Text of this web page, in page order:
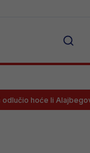
li Alajbegović sutra